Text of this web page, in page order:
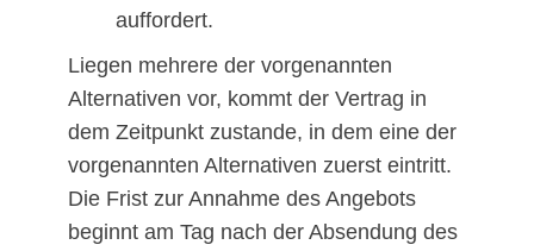
auffordert.
Liegen mehrere der vorgenannten
Alternativen vor, kommt der Vertrag in
dem Zeitpunkt zustande, in dem eine der
vorgenannten Alternativen zuerst eintritt.
Die Frist zur Annahme des Angebots
beginnt am Tag nach der Absendung des